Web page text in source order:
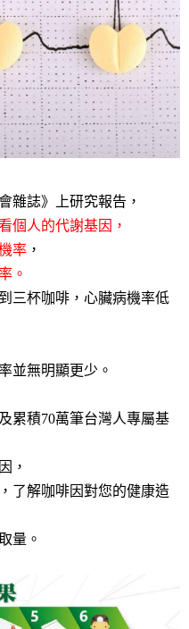
雜誌》上研究報告，
個人的代謝基因，
率 ，
。
三杯咖啡，心臟病機率低
並無明顯更少。
累積70萬筆台灣人專屬基
，
了解咖啡因對您的健康造
量。